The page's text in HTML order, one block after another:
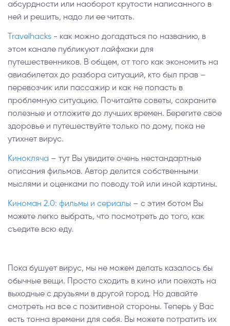
абсурдности или наоборот крутости написанного в
ней и решить, надо ли ее читать.
Travelhacks - как можно догадаться по названию, в
этом канале публикуют лайфхаки для
путешественников. В общем, от того как экономить на
авиабилетах до разбора ситуаций, кто был прав –
перевозчик или пассажир и как не попасть в
проблемную ситуацию. Почитайте советы, сохраните
полезные и отложите до лучших времен. Берегите свое
здоровье и путешествуйте только по дому, пока не
утихнет вирус.
Кинокляча – тут Вы увидите очень нестандартные
описания фильмов. Автор делится собственными
мыслями и оценками по поводу той или иной картины.
Киноман 2.0: фильмы и сериалы – с этим ботом Вы
можете легко выбрать, что посмотреть до того, как
съедите всю еду.
Пока бушует вирус, мы не можем делать казалось бы
обычные вещи. Просто сходить в кино или поехать на
выходные с друзьями в другой город. Но давайте
смотреть на все с позитивной стороны. Теперь у Вас
есть тонна времени для себя. Вы можете потратить их